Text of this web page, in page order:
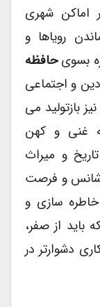
شهری
رویاها و
بسویحافظه
و اجتماعی
بازتولید می
غنی و کهن
و میراث
شانس و فرصت
سازی و
باید از صفر،
دشوارتر در